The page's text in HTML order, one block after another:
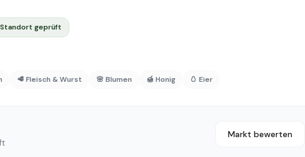
geprüft
🥩 Fleisch & Wurst 🌸 Blumen 🍯 Honig 🥚 Eier
Markt bewerten